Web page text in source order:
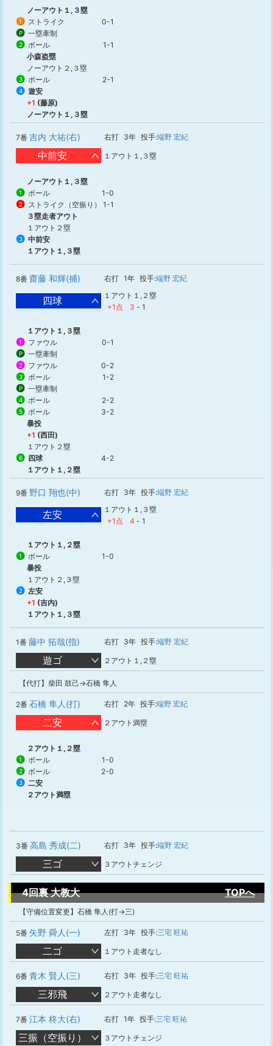
ノーアウト１,３塁
1 ストライク 0-1
P 一塁牽制
2 ボール
1-1
小森盗塁
ノーアウト２,３塁
3 ボール 2-1
4
遊安
+1 (藤原)
ノーアウト１,３塁
7番 吉内 大祐(右) 右打 3年 投手:端野 宏紀
中前安 １アウト１,３塁
ノーアウト１,３塁
1 ボール 1-0
2 ストライク（空振り）
1-1
３塁走者アウト
１アウト２塁
3
中前安
１アウト１,３塁
8番 齋藤 和輝(捕) 右打 1年 投手:端野 宏紀
四球
１アウト１,２塁
+1点
3 - 1
１アウト１,３塁
1 ファウル 0-1
P 一塁牽制
2 ファウル 0-2
3 ボール 1-2
P 一塁牽制
4 ボール 2-2
5 ボール
3-2
暴投
+1 (西田)
１アウト２塁
6 四球
4-2
１アウト１,２塁
9番 野口 翔也(中) 右打 3年 投手:端野 宏紀
左安
１アウト１,３塁
+1点
4 - 1
１アウト１,２塁
1 ボール
1-0
暴投
１アウト２,３塁
2
左安
+1 (吉内)
１アウト１,３塁
1番 藤中 拓哉(指) 右打 3年 投手:端野 宏紀
遊ゴ ２アウト１,２塁
【代打】柴田 鼓己→石橋 隼人
2番 石橋 隼人(打) 右打 2年 投手:端野 宏紀
二安 ２アウト満塁
２アウト１,２塁
1 ボール 1-0
2 ボール 2-0
3
二安
２アウト満塁
3番 高島 秀成(二) 右打 3年 投手:端野 宏紀
三ゴ ３アウトチェンジ
4回裏 大教大 TOPへ
【守備位置変更】石橋 隼人(打→三)
5番 矢野 舜人(一) 左打 3年 投手:三宅 旺祐
二ゴ １アウト走者なし
6番 青木 賢人(三) 右打 3年 投手:三宅 旺祐
三邪飛 ２アウト走者なし
7番 江本 柊大(右) 右打 1年 投手:三宅 旺祐
三振（空振り） ３アウトチェンジ